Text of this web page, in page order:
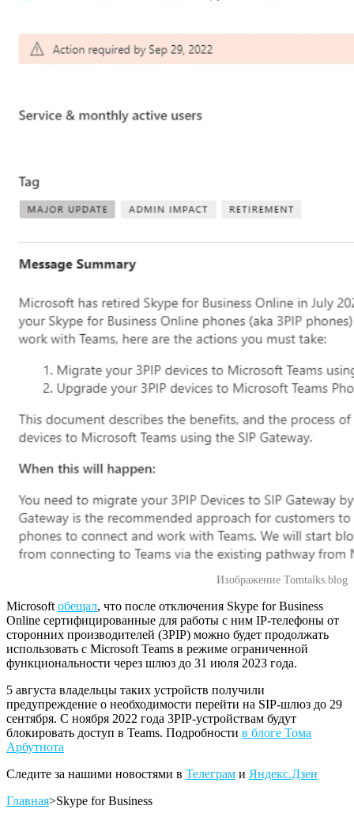
Изображение Tomtalks.blog
Microsoft обещал, что после отключения Skype for Business
Online сертифицированные для работы с ним IP-телефоны от
сторонних производителей (3PIP) можно будет продолжать
использовать с Microsoft Teams в режиме ограниченной
функциональности через шлюз до 31 июля 2023 года.
5 августа владельцы таких устройств получили
предупреждение о необходимости перейти на SIP-шлюз до 29
сентября. С ноября 2022 года 3PIP-устройствам будут
блокировать доступ в Teams. Подробности в блоге Тома
Арбутнота
Следите за нашими новостями в Телеграм и Яндекс.Дзен
Главная>Skype for Business